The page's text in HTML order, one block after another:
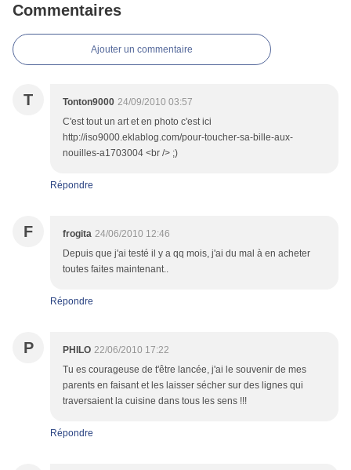
Commentaires
Ajouter un commentaire
T Tonton9000 24/09/2010 03:57
C'est tout un art et en photo c'est ici
http://iso9000.eklablog.com/pour-toucher-sa-bille-aux-
nouilles-a1703004 <br /> ;)
Répondre
F frogita 24/06/2010 12:46
Depuis que j'ai testé il y a qq mois, j'ai du mal à en acheter
toutes faites maintenant..
Répondre
P PHILO 22/06/2010 17:22
Tu es courageuse de t'être lancée, j'ai le souvenir de mes
parents en faisant et les laisser sécher sur des lignes qui
traversaient la cuisine dans tous les sens !!!
Répondre